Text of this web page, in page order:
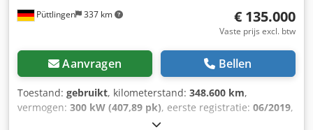
Püttlingen 337 km € 135.000
Vaste prijs excl. btw
Aanvragen Bellen
Toestand: gebruikt, kilometerstand: 348.600 km,
vermogen: 300 kW (407,89 pk), eerste registratie: 06/2019,
, aantal zitplaatsen: